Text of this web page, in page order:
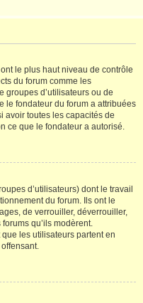
le plus haut niveau de contrôle
du forum comme les
groupes d’utilisateurs ou de
le fondateur du forum a attribuées
avoir toutes les capacités de
ce que le fondateur a autorisé.
d’utilisateurs) dont le travail
du forum. Ils ont le
de verrouiller, déverrouiller,
qu’ils modèrent.
les utilisateurs partent en